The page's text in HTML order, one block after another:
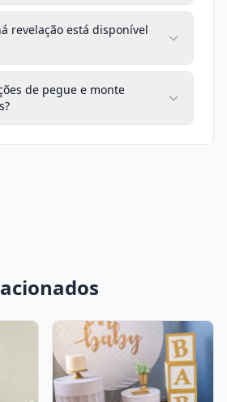
revelação está disponível
de pegue e monte